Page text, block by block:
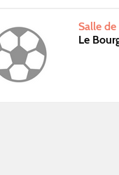
Salle
Le